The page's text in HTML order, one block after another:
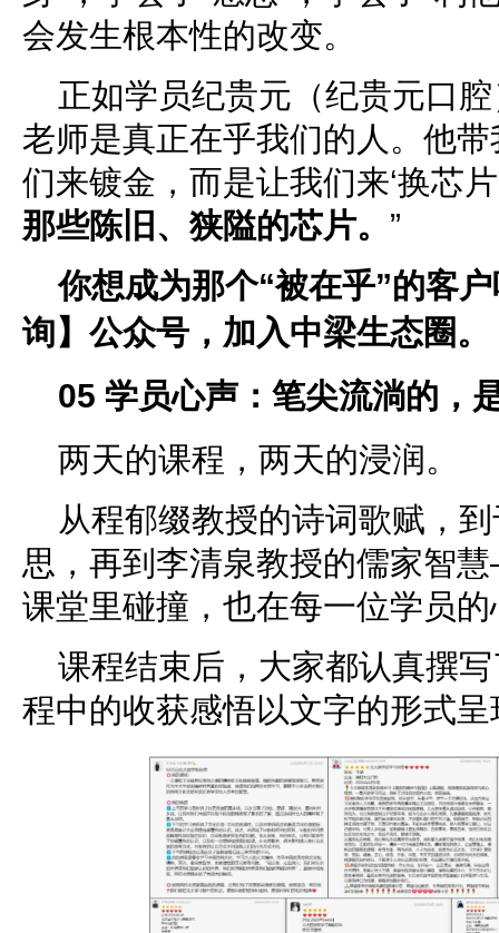
会发生根本性的改变。
正如学员纪贵元（纪贵元口
老师是真正在乎我们的人。他
们来镀金，而是让我们来‘换芯
那些陈旧、狭隘的芯片。 ”
你想成为那个“被在乎”的客
询】公众号，加入中梁生态圈。
05 学员心声：笔尖流淌的，
两天的课程，两天的浸润。
从程郁缀教授的诗词歌赋，
思，再到李清泉教授的儒家智
课堂里碰撞，也在每一位学员
课程结束后，大家都认真撰
程中的收获感悟以文字的形式